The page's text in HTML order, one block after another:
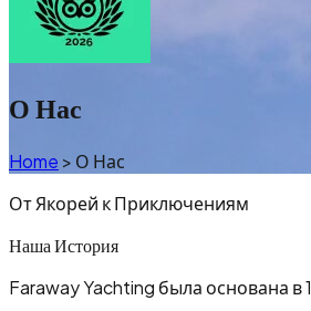
О Нас
Home > О Нас
От Якорей к Приключениям
Наша История
Faraway Yachting была основана